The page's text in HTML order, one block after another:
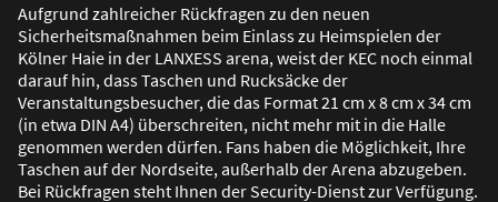
Aufgrund zahlreicher Rückfragen zu den neuen
Sicherheitsmaßnahmen beim Einlass zu Heimspielen der
Kölner Haie in der LANXESS arena, weist der KEC noch einmal
darauf hin, dass Taschen und Rucksäcke der
Veranstaltungsbesucher, die das Format 21 cm x 8 cm x 34 cm
(in etwa DIN A4) überschreiten, nicht mehr mit in die Halle
genommen werden dürfen. Fans haben die Möglichkeit, Ihre
Taschen auf der Nordseite, außerhalb der Arena abzugeben.
Bei Rückfragen steht Ihnen der Security-Dienst zur Verfügung.